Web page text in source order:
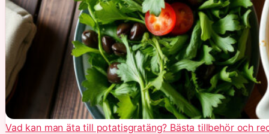
Vad kan man äta till potatisgratäng? Bästa tillbehör och